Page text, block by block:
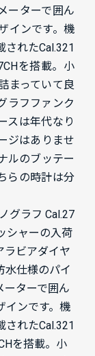
ーターで囲ん
インです。機
れたCal.321
を搭載。小
まっていて良
ラフファンク
スは年代なり
ジはありませ
ルのブッテー
らの時計は分
グラフ Cal.27
シャーの入荷
ラビアダイヤ
水仕様のパイ
ーターで囲ん
インです。機
れたCal.321
を搭載。小